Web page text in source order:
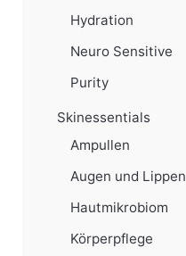
Hydration
Neuro Sensitive
Purity
Skinessentials
Ampullen
Augen und Lippen
Hautmikrobiom
Körperpflege